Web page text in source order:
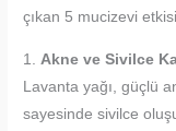
çıkan 5 mucizevi
1. Akne ve Sivilce
Lavanta yağı, güçlü
sayesinde sivilce